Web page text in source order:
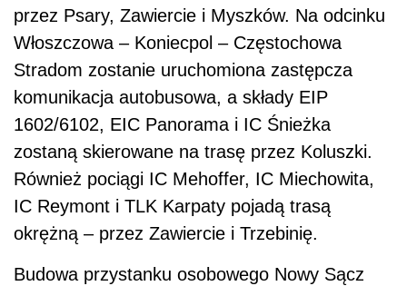
przez Psary, Zawiercie i Myszków. Na odcinku
Włoszczowa – Koniecpol – Częstochowa
Stradom zostanie uruchomiona zastępcza
komunikacja autobusowa, a składy EIP
1602/6102, EIC Panorama i IC Śnieżka
zostaną skierowane na trasę przez Koluszki.
Również pociągi IC Mehoffer, IC Miechowita,
IC Reymont i TLK Karpaty pojadą trasą
okrężną – przez Zawiercie i Trzebinię.
Budowa przystanku osobowego Nowy Sącz